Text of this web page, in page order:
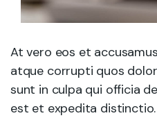
At vero eos et
atque corrupti quos
sunt in culpa qui officia
est et expedita